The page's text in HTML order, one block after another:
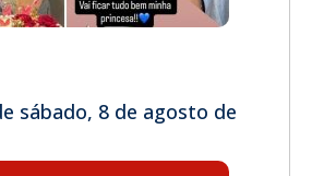
sábado, 8 de agosto de